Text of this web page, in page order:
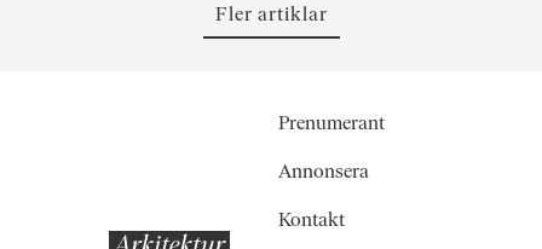
Fler artiklar
Prenumerant
Annonsera
Kontakt